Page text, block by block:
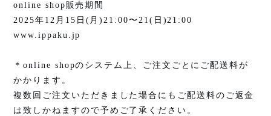
online shop販売期間
2025年 12 月 15 日 ( 月)21:00 〜 21( 日 )21:00
www.ippaku.jp
＊online shopのシステム上、ご注文ごとにご配送料が
かかります。
複数回ご注文いただきました場合にもご配送料のご返金
は致しかねますので予めご了承ください。